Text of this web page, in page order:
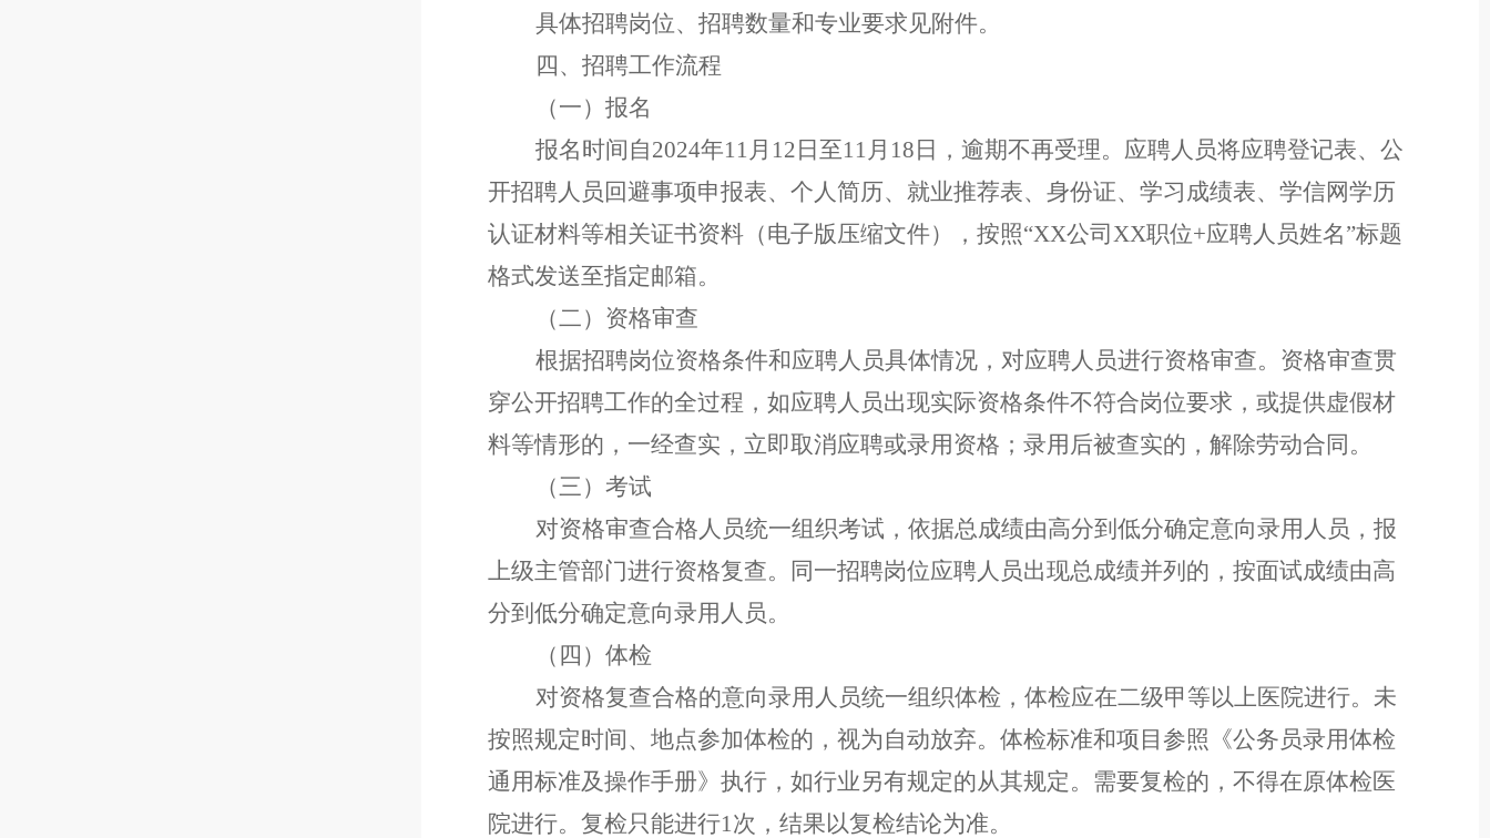
具体招聘岗位、招聘数量和专业要求见附件。
四、招聘工作流程
（一）报名
报名时间 自2024年11 月 12 日至11 月 18 日 ，逾期不再受理。应聘人员将应聘登记表、公
开招聘人员回避事项申报表、个人简历、就业推荐表、身份证、学习成绩表、学信网学历
认证材料等相关证书资料 （电子版压缩文件） ，按照“XX公司 XX职位+应聘人员姓名”标题
格式发送至指定邮箱。
（二）资格审查
根据招聘岗位资格条件和应聘人员具体情况，对应聘人员进行资格审查。资格审查贯
穿公开招聘工作的全过程 ，如应聘人员出现实际资格条件不符合岗位要求，或提供虚假材
料等情形的，一经查实， 立即取消应聘或录用资格 ；录用后被查实的，解除劳动合同。
（三）考试
对资格审查合格人员统一组织考试，依据总成绩由高分到低分确定意向录用人员，报
上级主管部门进行资格复查。
同一招聘岗位应聘人员出现总成绩并列的，按面试成绩由高
分到低分确定意向录用人员。
（四）体检
对资格复查合格的意向录用人员统一组织体检，体检应在二级甲等以上医院进行。未
按照规定时间、地点参加体检的，视为 自动放弃。体检标准和项目参照《公务员录用体检
通用标准及操作手册》执行，如行业另有规定的从其规定。 需要复检的，不得在原体检医
院进行。复检只能进行1次，结果以复检结论为准。